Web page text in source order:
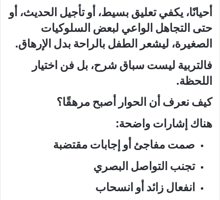
أحيانًا، يكفي تعليق بسيط، أو تأجيل الحديث، أو
حتى التجاهل الواعي لبعض السلوكيات
الصغيرة، ليشعر الطفل بالراحة بدل الإرهاق.
فالتربية ليست سباق شرح، بل فن اختيار
اللحظة.
كيف نعرف أن الحوار أصبح مرهقًا؟
هناك إشارات واضحة:
صمت مفاجئ أو إجابات مقتضبة
تجنب التواصل البصري
انفعال زائد أو انسحاب